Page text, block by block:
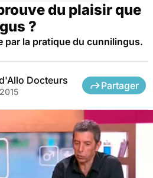
du plaisir que
?
par la pratique du cunnilingus.
Docteurs Partager